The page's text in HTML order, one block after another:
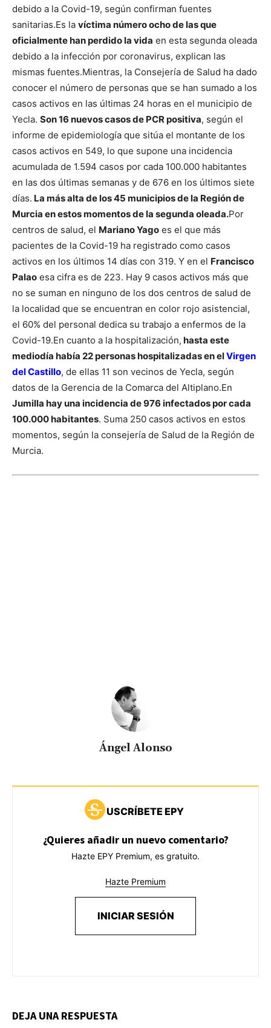
debido a la Covid-19, según confirman fuentes
sanitarias.Es la víctima número ocho de las que
oficialmente han perdido la vida en esta segunda oleada
debido a la infección por coronavirus, explican las
mismas fuentes.Mientras, la Consejería de Salud ha dado
conocer el número de personas que se han sumado a los
casos activos en las últimas 24 horas en el municipio de
Yecla. Son 16 nuevos casos de PCR positiva, según el
informe de epidemiología que sitúa el montante de los
casos activos en 549, lo que supone una incidencia
acumulada de 1.594 casos por cada 100.000 habitantes
en las dos últimas semanas y de 676 en los últimos siete
días. La más alta de los 45 municipios de la Región de
Murcia en estos momentos de la segunda oleada.Por
centros de salud, el Mariano Yago es el que más
pacientes de la Covid-19 ha registrado como casos
activos en los últimos 14 días con 319. Y en el Francisco
Palao esa cifra es de 223. Hay 9 casos activos más que
no se suman en ninguno de los dos centros de salud de
la localidad que se encuentran en color rojo asistencial,
el 60% del personal dedica su trabajo a enfermos de la
Covid-19.En cuanto a la hospitalización, hasta este
mediodía había 22 personas hospitalizadas en elVirgen
del Castillo, de ellas 11 son vecinos de Yecla, según
datos de la Gerencia de la Comarca del Altiplano.En
Jumilla hay una incidencia de 976 infectados por cada
100.000 habitantes. Suma 250 casos activos en estos
momentos, según la consejería de Salud de la Región de
Murcia.
Ángel Alonso
USCRÍBETE EPY
¿Quieres añadir un nuevo comentario?
Hazte EPY Premium, es gratuito.
Hazte Premium
INICIAR SESIÓN
DEJA UNA RESPUESTA